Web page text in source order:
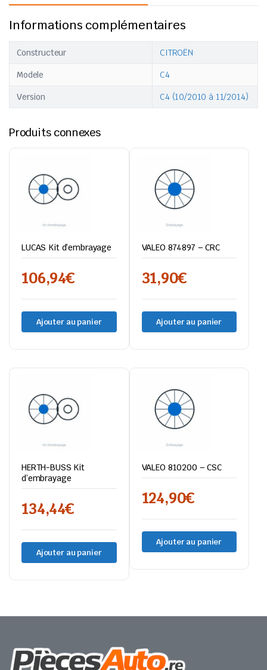
Informations complémentaires
Constructeur CITROËN
Modele C4
Version C4 (10/2010 à 11/2014)
Produits connexes
LUCAS Kit d’embrayage
106,94€
Ajouter au panier
VALEO 874897 – CRC
31,90€
Ajouter au panier
HERTH-BUSS Kit
d’embrayage
134,44€
Ajouter au panier
VALEO 810200 – CSC
124,90€
Ajouter au panier